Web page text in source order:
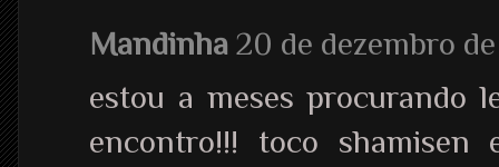
Mandinha 20 de dezembro
estou a meses procurando
encontro!!! toco